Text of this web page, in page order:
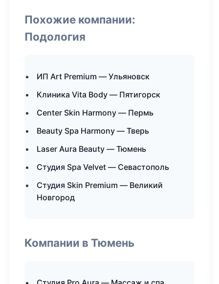
Похожие компании:
Подология
ИП Art Premium — Ульяновск
Клиника Vita Body — Пятигорск
Center Skin Harmony — Пермь
Beauty Spa Harmony — Тверь
Laser Aura Beauty — Тюмень
Студия Spa Velvet — Севастополь
Студия Skin Premium — Великий
Новгород
Компании в Тюмень